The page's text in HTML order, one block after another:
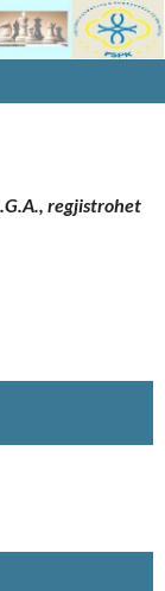
regjistrohet